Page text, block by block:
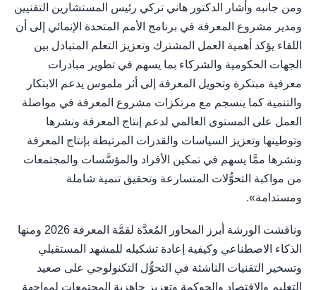
ومن جانبه وأشار الدكتور هاني تركي رئيس المستشارين التقنيين
ومدير مشروع المعرفة في برنامج الأمم المتحدة الإنمائي إلى أن
اللقاء يؤكد أهمية العمل المشترك وتعزيز التعلم المتبادل بين
الجهات الحكومية والشركاء بما يسهم في تطوير مبادرات
معرفية مبتكرة وتحويل المعرفة إلى أثر ملموس يدعم الابتكار
والتنمية كما ينسجم مع مرتكزات مشروع المعرفة في مواصلة
العمل على المستوى العالمي لدعم إنتاج المعرفة ونشرها
وتوطينها وتعزيز السياسات والقدرات المرتبطة بإنتاج المعرفة
ونشرها ممَّا يسهم في تمكين الأفراد والمؤسَّسات والمجتمعات
من مواكبة التحوُّلات المتسارعة وتحقيق تنمية شاملة
ومستدامة».
وناقشت الورشة أبرز المحاور المُعدَّة لقمَّة المعرفة 2026 ومنها
الذكاء الاصطناعي وكيفية إعادة تشكيله للمشهد المستقبلي
وتسخير التقنيات الناشئة في التحوُّل التكنولوجي على صعيد
التعليم والاقتصاد والحوكمة وتعزيز جاهزية المجتمعات لمواجهة